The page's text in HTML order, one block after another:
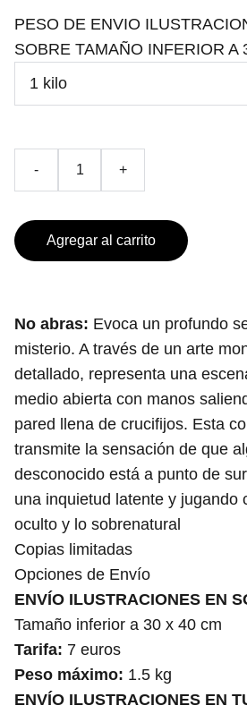
PESO DE ENVIO
SOBRE TAMAÑO INFERIOR A
- +
Agregar al carrito
No abras: Evoca un profundo
misterio. A través de un arte
detallado, representa una
medio abierta con manos
pared llena de crucifijos. Esta
transmite la sensación de que
desconocido está a punto de
una inquietud latente y jugando
oculto y lo sobrenatural
Copias limitadas
Opciones de Envío
ENVÍO ILUSTRACIONES EN
Tamaño inferior a 30 x 40 cm
Tarifa: 7 euros
Peso máximo: 1.5 kg
ENVÍO ILUSTRACIONES EN